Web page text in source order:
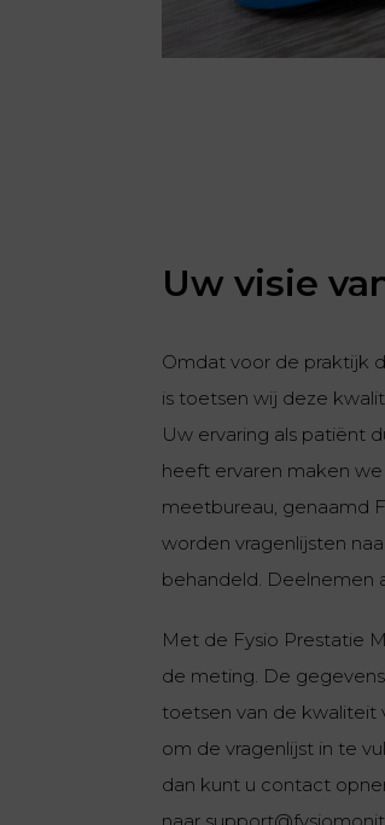
Uw visie
Omdat voor de praktijk
is toetsen wij deze
Uw ervaring als patiënt
heeft ervaren maken
meetbureau, genaamd
worden vragenlijsten
behandeld. Deelnemen
Met de Fysio Prestatie
de meting. De
toetsen van de kwaliteit
om de vragenlijst in te
dan kunt u contact